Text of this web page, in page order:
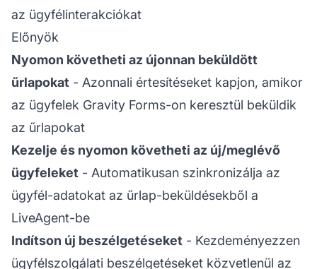
az ügyfélinterakciókat
Előnyök
Nyomon követheti az újonnan beküldött
űrlapokat - Azonnali értesítéseket kapjon, amikor
az ügyfelek Gravity Forms-on keresztül beküldik
az űrlapokat
Kezelje és nyomon követheti az új/meglévő
ügyfeleket - Automatikusan szinkronizálja az
ügyfél-adatokat az űrlap-beküldésekből a
LiveAgent-be
Indítson új beszélgetéseket - Kezdeményezzen
ügyfélszolgálati beszélgetéseket közvetlenül az